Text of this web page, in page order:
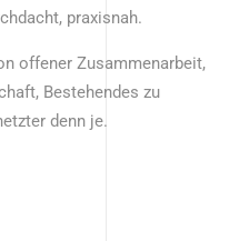
praxisnah.
offener Zusammenarbeit,
Bestehendes zu
denn je.